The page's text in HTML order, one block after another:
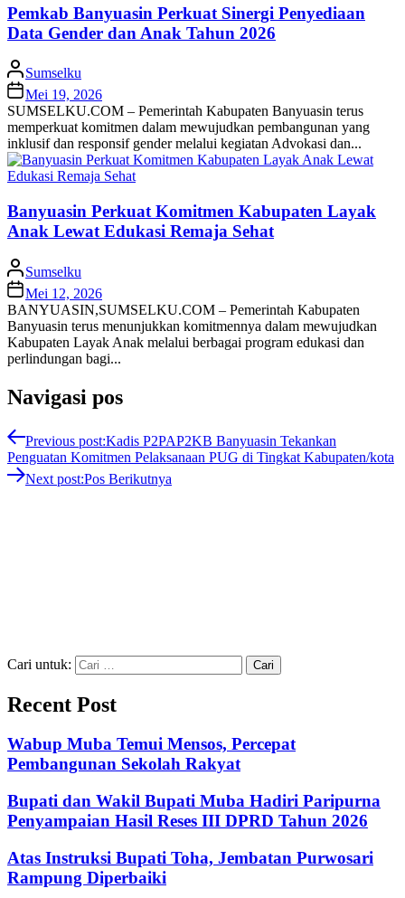
Pemkab Banyuasin Perkuat Sinergi Penyediaan
Data Gender dan Anak Tahun 2026
Sumselku
Mei 19, 2026
SUMSELKU.COM – Pemerintah Kabupaten Banyuasin terus
memperkuat komitmen dalam mewujudkan pembangunan yang
inklusif dan responsif gender melalui kegiatan Advokasi dan...
Banyuasin Perkuat Komitmen Kabupaten Layak
Anak Lewat Edukasi Remaja Sehat
Sumselku
Mei 12, 2026
BANYUASIN,SUMSELKU.COM – Pemerintah Kabupaten
Banyuasin terus menunjukkan komitmennya dalam mewujudkan
Kabupaten Layak Anak melalui berbagai program edukasi dan
perlindungan bagi...
Navigasi pos
Previous post:Kadis P2PAP2KB Banyuasin Tekankan
Penguatan Komitmen Pelaksanaan PUG di Tingkat Kabupaten/kota
Next post:Pos Berikutnya
Cari untuk:
Recent Post
Wabup Muba Temui Mensos, Percepat
Pembangunan Sekolah Rakyat
Bupati dan Wakil Bupati Muba Hadiri Paripurna
Penyampaian Hasil Reses III DPRD Tahun 2026
Atas Instruksi Bupati Toha, Jembatan Purwosari
Rampung Diperbaiki